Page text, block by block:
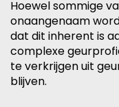
Hoewel sommige
onaangenaam
dat dit inherent is
complexe
te verkrijgen uit
blijven.